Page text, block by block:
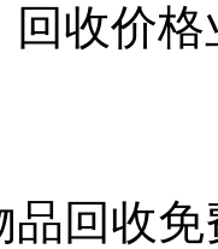
收价格
品回收